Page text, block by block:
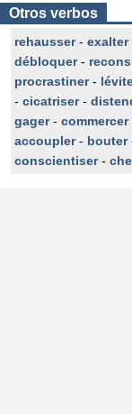
Otros verbos
rehausser- exalter
débloquer-
procrastiner-
- cicatriser-
gager- commercer
accoupler- bouter
conscientiser-